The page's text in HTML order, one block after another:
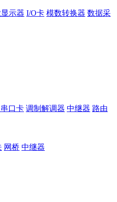
示器 I/O卡 模数转换器 数据采
口卡 调制解调器 中继器 路由
网桥 中继器